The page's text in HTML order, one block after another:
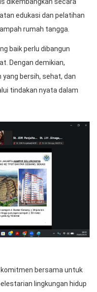
edukasi dan pelatihan
rumah tangga.
baik perlu dibangun
Dengan demikian,
bersih, sehat, dan
tindakan nyata dalam
bersama untuk
lingkungan hidup